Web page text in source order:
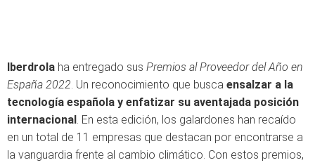
Iberdrola ha entregado sus Premios al Proveedor del Año en
España 2022. Un reconocimiento que busca ensalzar a la
tecnología española y enfatizar su aventajada posición
internacional. En esta edición, los galardones han recaído
en un total de 11 empresas que destacan por encontrarse a
la vanguardia frente al cambio climático. Con estos premios,